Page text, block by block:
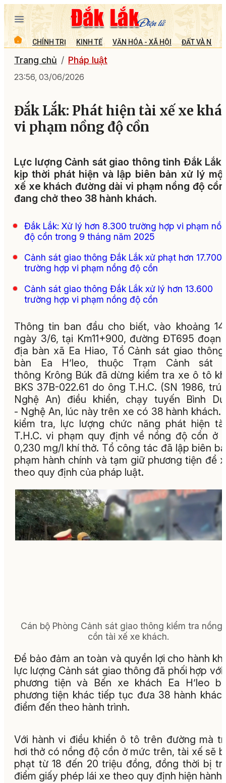
CHÍNH TRỊ KINH TẾ VĂN HÓA - XÃ HỘI ĐẤT VÀ
Trang chủ Pháp luật
23:56, 03/06/2026
Đắk Lắk: Phát hiện tài xế xe
vi phạm nồng độ cồn
Lực lượng Cảnh sát giao thông tỉnh Đắk Lắk
kịp thời phát hiện và lập biên bản xử lý
xế xe khách đường dài vi phạm nồng độ
đang chở theo 38 hành khách.
Đắk Lắk: Xử lý hơn 8.300 trường hợp vi phạm
độ cồn trong 9 tháng năm 2025
Cảnh sát giao thông Đắk Lắk xử phạt hơn 17.700
trường hợp vi phạm nồng độ cồn
Cảnh sát giao thông Đắk Lắk xử lý hơn 13.600
trường hợp vi phạm nồng độ cồn
Thông tin ban đầu cho biết, vào khoảng
ngày 3/6, tại Km11+900, đường ĐT695 đoạn
địa bàn xã Ea Hiao, Tổ Cảnh sát giao
bàn Ea H’leo, thuộc Trạm Cảnh sát
thông Krông Búk đã dừng kiểm tra xe ô tô
BKS 37B-022.61 do ông T.H.C. (SN 1986, trú
Nghệ An) điều khiển, chạy tuyến Bình
- Nghệ An, lúc này trên xe có 38 hành khách.
kiểm tra, lực lượng chức năng phát hiện
T.H.C. vi phạm quy định về nồng độ cồn ở
0,230 mg/l khí thở. Tổ công tác đã lập biên
phạm hành chính và tạm giữ phương tiện để
theo quy định của pháp luật.
Cán bộ Phòng Cảnh sát giao thông kiểm tra nồng
cồn tài xế xe khách.
Để bảo đảm an toàn và quyền lợi cho hành
lực lượng Cảnh sát giao thông đã phối hợp với
phương tiện và Bến xe khách Ea H’leo
phương tiện khác tiếp tục đưa 38 hành
điểm đến theo hành trình.
Với hành vi điều khiển ô tô trên đường mà
hơi thở có nồng độ cồn ở mức trên, tài xế sẽ
phạt từ 18 đến 20 triệu đồng, đồng thời bị
điểm giấy phép lái xe theo quy định hiện hành.